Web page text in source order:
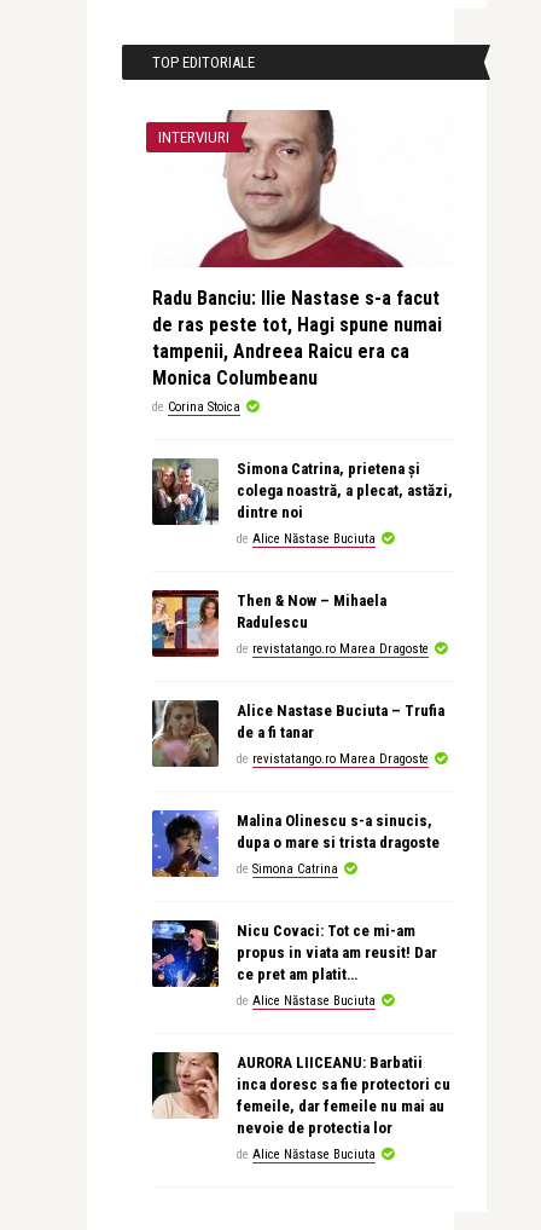
TOP EDITORIALE
INTERVIURI
Radu Banciu: Ilie Nastase s-a facut
de ras peste tot, Hagi spune numai
tampenii, Andreea Raicu era ca
Monica Columbeanu
de Corina Stoica
Simona Catrina, prietena și
colega noastră, a plecat, astăzi,
dintre noi
de Alice Năstase Buciuta
Then & Now – Mihaela
Radulescu
de revistatango.ro Marea Dragoste
Alice Nastase Buciuta – Trufia
de a fi tanar
de revistatango.ro Marea Dragoste
Malina Olinescu s-a sinucis,
dupa o mare si trista dragoste
de Simona Catrina
Nicu Covaci: Tot ce mi-am
propus in viata am reusit! Dar
ce pret am platit…
de Alice Năstase Buciuta
AURORA LIICEANU: Barbatii
inca doresc sa fie protectori cu
femeile, dar femeile nu mai au
nevoie de protectia lor
de Alice Năstase Buciuta